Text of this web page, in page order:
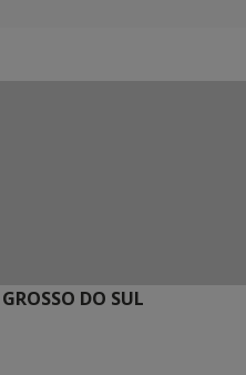
DO SUL